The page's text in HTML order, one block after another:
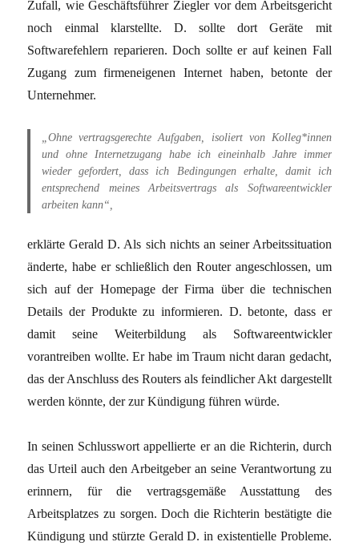
Zufall, wie Geschäftsführer Ziegler vor dem Arbeitsgericht
noch einmal klarstellte. D. sollte dort Geräte mit
Softwarefehlern reparieren. Doch sollte er auf keinen Fall
Zugang zum firmeneigenen Internet haben, betonte der
Unternehmer.
„Ohne vertragsgerechte Aufgaben, isoliert von Kolleg*innen
und ohne Internetzugang habe ich eineinhalb Jahre immer
wieder gefordert, dass ich Bedingungen erhalte, damit ich
entsprechend meines Arbeitsvertrags als Softwareentwickler
arbeiten kann“,
erklärte Gerald D. Als sich nichts an seiner Arbeitssituation
änderte, habe er schließlich den Router angeschlossen, um
sich auf der Homepage der Firma über die technischen
Details der Produkte zu informieren. D. betonte, dass er
damit seine Weiterbildung als Softwareentwickler
vorantreiben wollte. Er habe im Traum nicht daran gedacht,
das der Anschluss des Routers als feindlicher Akt dargestellt
werden könnte, der zur Kündigung führen würde.
In seinen Schlusswort appellierte er an die Richterin, durch
das Urteil auch den Arbeitgeber an seine Verantwortung zu
erinnern, für die vertragsgemäße Ausstattung des
Arbeitsplatzes zu sorgen. Doch die Richterin bestätigte die
Kündigung und stürzte Gerald D. in existentielle Probleme.